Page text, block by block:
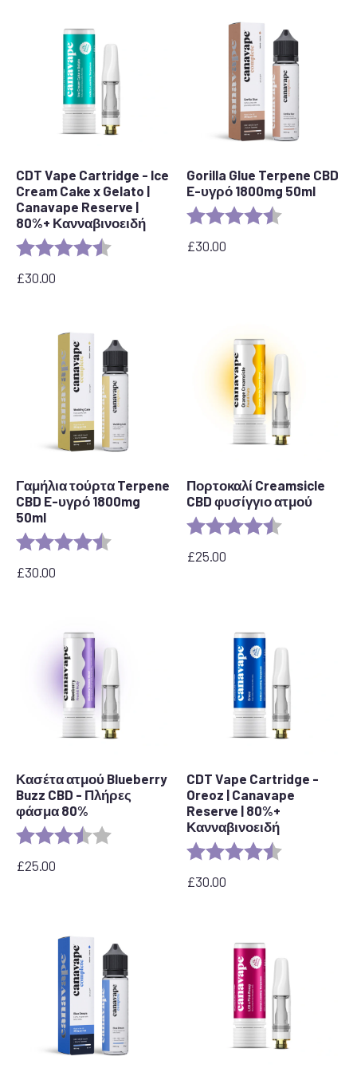
CDT Vape Cartridge - Ice
Cream Cake x Gelato |
Canavape Reserve |
80%+ Κανναβινοειδή
Αξιολόγηση: 4,6 από 5 αστέρια
£30.00
Gorilla Glue Terpene CBD
E-υγρό 1800mg 50ml
Αξιολόγηση:
£30.00
Γαμήλια τούρτα Terpene
CBD E-υγρό 1800mg
50ml
Αξιολόγηση: 4,8 από 5 αστέρια
£30.00
Πορτοκαλί Creamsicle
CBD φυσίγγιο ατμού
Αξιολόγηση:
£25.00
Κασέτα ατμού Blueberry
Buzz CBD - Πλήρες
φάσμα 80%
Αξιολόγηση: 3.6 out of 5 stars
£25.00
CDT Vape Cartridge -
Oreoz | Canavape
Reserve | 80%+
Κανναβινοειδή
Αξιολόγηση:
£30.00